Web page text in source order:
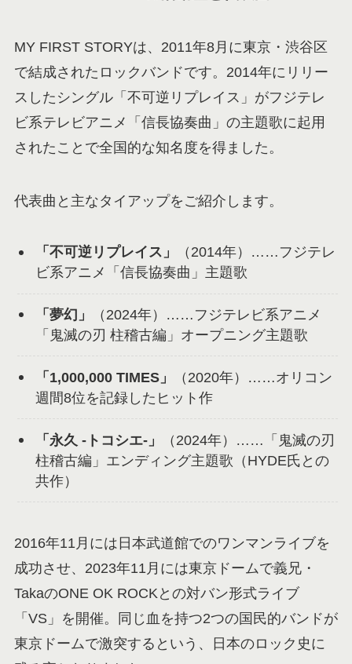
MY FIRST STORYは、2011年8月に東京・渋谷区
で結成されたロックバンドです。2014年にリリー
スしたシングル「不可逆リプレイス」がフジテレ
ビ系テレビアニメ「信長協奏曲」の主題歌に起用
されたことで全国的な知名度を得ました。
代表曲と主なタイアップをご紹介します。
「不可逆リプレイス」
（2014年）……フジテレ
ビ系アニメ「信長協奏曲」主題歌
「夢幻」
（2024年）……フジテレビ系アニメ
「鬼滅の刃 柱稽古編」オープニング主題歌
「1,000,000 TIMES」
（2020年）……オリコン
週間8位を記録したヒット作
「永久 -トコシエ-」
（2024年）……「鬼滅の刃
柱稽古編」エンディング主題歌（HYDE氏との
共作）
2016年11月には日本武道館でのワンマンライブを
成功させ、2023年11月には東京ドームで義兄・
TakaのONE OK ROCKとの対バン形式ライブ
「VS」を開催。同じ血を持つ2つの国民的バンドが
東京ドームで激突するという、日本のロック史に